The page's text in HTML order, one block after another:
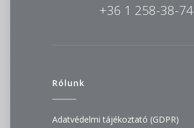
+36 1 258-38-74
Rólunk
Adatvédelmi tájékoztató (GDPR)